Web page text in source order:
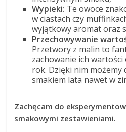
Wypieki: Te owoce
w ciastach czy
wyjątkowy aromat oraz
Przechowywanie
Przetwory z malin to
zachowanie ich wartości
rok. Dzięki nim możemy
smakiem lata nawet w
Zachęcam do
smakowymi zestawieniami.